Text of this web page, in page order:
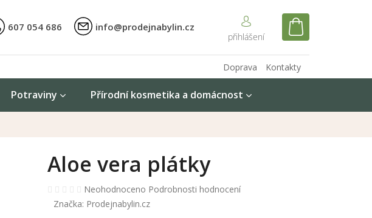
607 054 686 info@prodejnabylin.cz
NÁKUPNÍ
Kontakty
Doprava
Potraviny Přírodní kosmetika a domácnost
Aloe vera plátky
Průměrné
hodnocení
produktu
Neohodnoceno Podrobnosti hodnocení
Značka: Prodejnabylin.cz